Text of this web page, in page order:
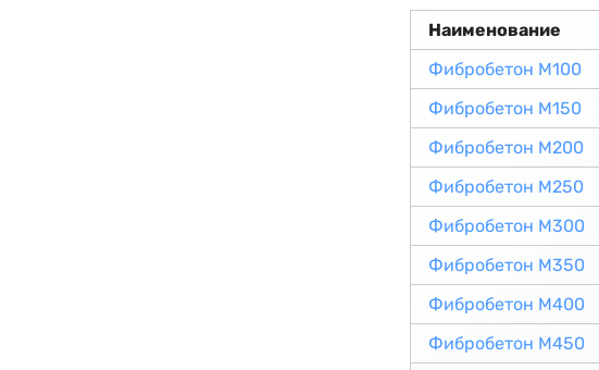
Наименование
Фибробетон М100
Фибробетон М150
Фибробетон М200
Фибробетон М250
Фибробетон М300
Фибробетон М350
Фибробетон М400
Фибробетон М450